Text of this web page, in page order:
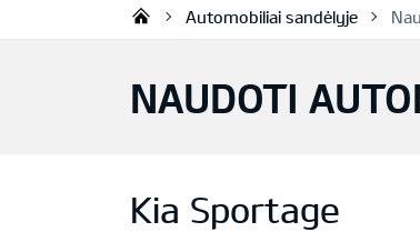
UAB „Kia Auto“
Automobiliai sandėlyje
NAUDOTI
Kia Sportage